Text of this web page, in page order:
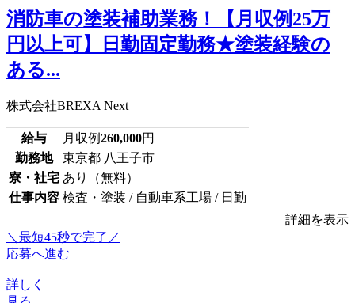
消防車の塗装補助業務！【月収例25万
円以上可】日勤固定勤務★塗装経験の
ある...
株式会社BREXA Next
給与 月収例260,000円
勤務地
東京都 八王子市
寮・社宅 あり（無料）
仕事内容 検査・塗装 / 自動車系工場 / 日勤
詳細を表示
＼最短45秒で完了／
応募へ進む
詳しく